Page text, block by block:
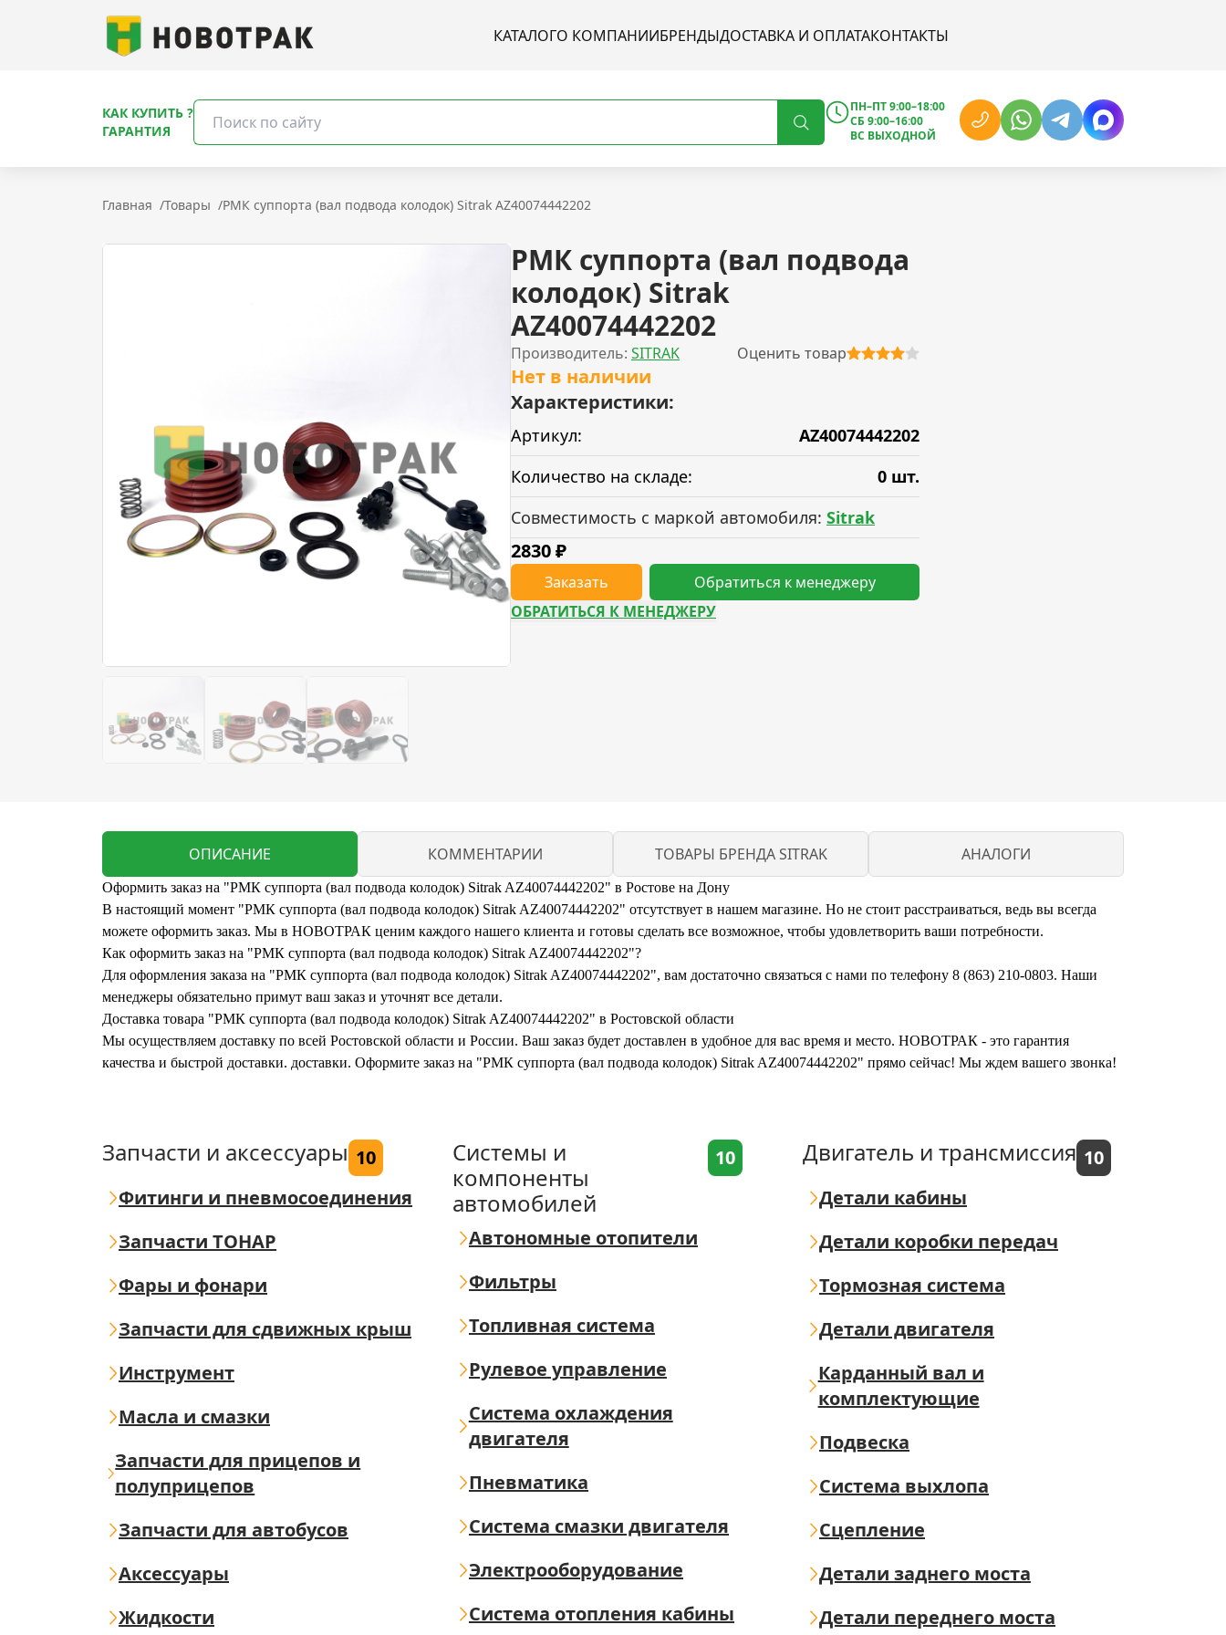
КАТАЛОГО КОМПАНИИБРЕНДЫДОСТАВКА И ОПЛАТАКОНТАКТЫ
КАК КУПИТЬ ?
ГАРАНТИЯ
ПН–ПТ 9:00–18:00
СБ 9:00–16:00
ВС ВЫХОДНОЙ
Главная /Товары /РМК суппорта (вал подвода колодок) Sitrak AZ40074442202
РМК суппорта (вал подвода
колодок) Sitrak
AZ40074442202
Производитель: SITRAK Оценить товар
Нет в наличии
Характеристики:
Артикул:
AZ40074442202
Количество на складе:
0 шт.
Совместимость с маркой автомобиля: Sitrak
2830₽
Заказать
Обратиться к менеджеру
ОБРАТИТЬСЯ К МЕНЕДЖЕРУ
ОПИСАНИЕ КОММЕНТАРИИ ТОВАРЫ БРЕНДА SITRAK АНАЛОГИ
Оформить заказ на "РМК суппорта (вал подвода колодок) Sitrak AZ40074442202" в Ростове на Дону
В настоящий момент "РМК суппорта (вал подвода колодок) Sitrak AZ40074442202" отсутствует в нашем магазине. Но не стоит расстраиваться, ведь вы всегда
можете оформить заказ. Мы в НОВОТРАК ценим каждого нашего клиента и готовы сделать все возможное, чтобы удовлетворить ваши потребности.
Как оформить заказ на "РМК суппорта (вал подвода колодок) Sitrak AZ40074442202"?
Для оформления заказа на "РМК суппорта (вал подвода колодок) Sitrak AZ40074442202", вам достаточно связаться с нами по телефону 8 (863) 210-0803. Наши
менеджеры обязательно примут ваш заказ и уточнят все детали.
Доставка товара "РМК суппорта (вал подвода колодок) Sitrak AZ40074442202" в Ростовской области
Мы осуществляем доставку по всей Ростовской области и России. Ваш заказ будет доставлен в удобное для вас время и место. НОВОТРАК - это гарантия
качества и быстрой доставки. доставки. Оформите заказ на "РМК суппорта (вал подвода колодок) Sitrak AZ40074442202" прямо сейчас! Мы ждем вашего звонка!
Запчасти и аксессуары 10
Фитинги и пневмосоединения
Запчасти ТОНАР
Фары и фонари
Запчасти для сдвижных крыш
Инструмент
Масла и смазки
Запчасти для прицепов и
полуприцепов
Запчасти для автобусов
Аксессуары
Жидкости
Системы и
компоненты
автомобилей
10
Автономные отопители
Фильтры
Топливная система
Рулевое управление
Система охлаждения
двигателя
Пневматика
Система смазки двигателя
Электрооборудование
Система отопления кабины
Двигатель и трансмиссия 10
Детали кабины
Детали коробки передач
Тормозная система
Детали двигателя
Карданный вал и
комплектующие
Подвеска
Система выхлопа
Сцепление
Детали заднего моста
Детали переднего моста